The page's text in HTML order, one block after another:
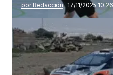
por Redacción 17/11/2025 10:26